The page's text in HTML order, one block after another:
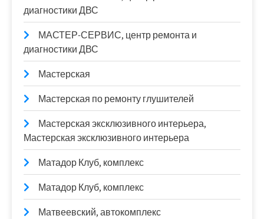
диагностики ДВС
МАСТЕР-СЕРВИС, центр ремонта и
диагностики ДВС
Мастерская
Мастерская по ремонту глушителей
Мастерская эксклюзивного интерьера,
Мастерская эксклюзивного интерьера
Матадор Клуб, комплекс
Матадор Клуб, комплекс
Матвеевский, автокомплекс